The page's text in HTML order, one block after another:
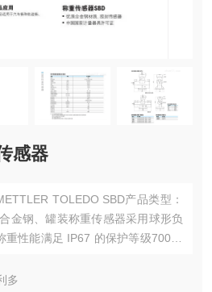
感器
TOLEDO SBD产品类型：
金钢、罐装称重传感器采用球形负
性能满足 IP67 的保护等级700 O
多